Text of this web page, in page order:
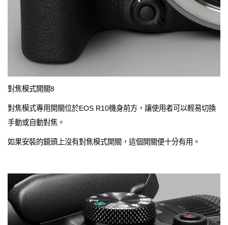
對焦模式開關8
對焦模式專用開關位於EOS R10機身前方，讓使用者可以輕易切換
手動或自動對焦。
如果安裝的鏡頭上沒有對焦模式開關，這個開關便十分有用。